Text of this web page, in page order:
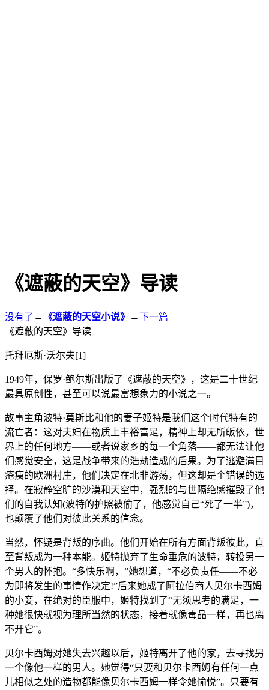
《遮蔽的天空》导读
没有了 ← 《遮蔽的天空小说》 →下一篇
《遮蔽的天空》导读
托拜厄斯·沃尔夫[1]
1949年，保罗·鲍尔斯出版了《遮蔽的天空》，这是二十世纪
最具原创性，甚至可以说最富想象力的小说之一。
故事主角波特·莫斯比和他的妻子姬特是我们这个时代特有的
流亡者：这对夫妇在物质上丰裕富足，精神上却无所皈依，世
界上的任何地方——或者说家乡的每一个角落——都无法让他
们感觉安全，这是战争带来的浩劫造成的后果。为了逃避满目
疮痍的欧洲村庄，他们决定在北非游荡，但这却是个错误的选
择。在寂静空旷的沙漠和天空中，强烈的与世隔绝感摧毁了他
们的自我认知(波特的护照被偷了，他感觉自己“死了一半”)，
也颠覆了他们对彼此关系的信念。
当然，怀疑是背叛的序曲。他们开始在所有方面背叛彼此，直
至背叛成为一种本能。姬特抛弃了生命垂危的波特，转投另一
个男人的怀抱。“多快乐啊，”她想道，“不必负责任——不必
为即将发生的事情作决定!”后来她成了阿拉伯商人贝尔卡西姆
的小妾，在绝对的臣服中，姬特找到了“无须思考的满足，一
种她很快就视为理所当然的状态，接着就像毒品一样，再也离
不开它”。
贝尔卡西姆对她失去兴趣以后，姬特离开了他的家，去寻找另
一个像他一样的男人。她觉得“只要和贝尔卡西姆有任何一点
儿相似之处的造物都能像贝尔卡西姆一样令她愉悦”。只要有